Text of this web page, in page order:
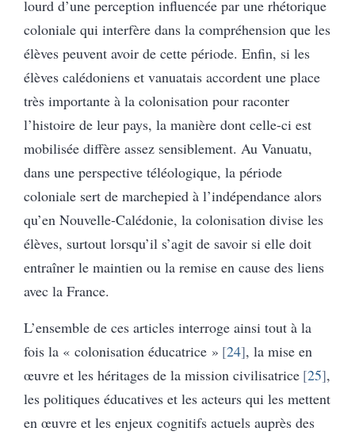
lourd d’une perception influencée par une rhétorique
coloniale qui interfère dans la compréhension que les
élèves peuvent avoir de cette période. Enfin, si les
élèves calédoniens et vanuatais accordent une place
très importante à la colonisation pour raconter
l’histoire de leur pays, la manière dont celle-ci est
mobilisée diffère assez sensiblement. Au Vanuatu,
dans une perspective téléologique, la période
coloniale sert de marchepied à l’indépendance alors
qu’en Nouvelle-Calédonie, la colonisation divise les
élèves, surtout lorsqu’il s’agit de savoir si elle doit
entraîner le maintien ou la remise en cause des liens
avec la France.
L’ensemble de ces articles interroge ainsi tout à la
fois la « colonisation éducatrice » 24 , la mise en
œuvre et les héritages de la mission civilisatrice 25 ,
les politiques éducatives et les acteurs qui les mettent
en œuvre et les enjeux cognitifs actuels auprès des